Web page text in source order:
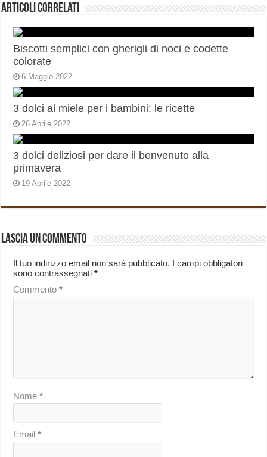
Articoli correlati
Biscotti semplici con gherigli di noci e codette
colorate
6 Maggio 2022
3 dolci al miele per i bambini: le ricette
26 Aprile 2022
3 dolci deliziosi per dare il benvenuto alla
primavera
19 Aprile 2022
Lascia un commento
Il tuo indirizzo email non sarà pubblicato. I campi obbligatori
sono contrassegnati*
Commento*
Nome*
Email*